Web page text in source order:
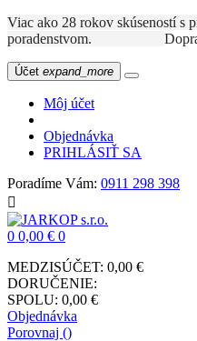
Viac ako 28 rokov skúseností s
poradenstvom.
Účet expand_more
Môj účet
Objednávka
PRIHLÁSIŤ SA
Poradíme Vám: 0911 298 398

0 0,00 € 0
MEDZISÚČET: 0,00 €
DORUČENIE:
SPOLU: 0,00 €
Objednávka
Porovnaj ()